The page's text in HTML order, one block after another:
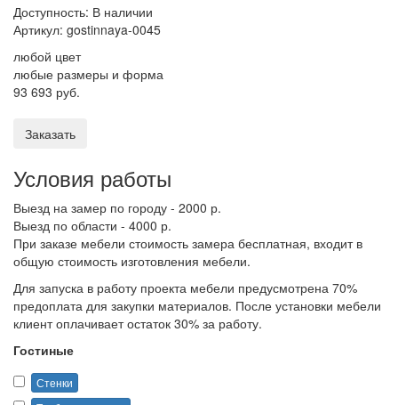
Доступность: В наличии
Артикул: gostinnaya-0045
любой цвет
любые размеры и форма
93 693 руб.
Заказать
Условия работы
Выезд на замер по городу - 2000 р.
Выезд по области - 4000 р.
При заказе мебели стоимость замера бесплатная, входит в
общую стоимость изготовления мебели.
Для запуска в работу проекта мебели предусмотрена 70%
предоплата для закупки материалов. После установки мебели
клиент оплачивает остаток 30% за работу.
Гостиные
Стенки